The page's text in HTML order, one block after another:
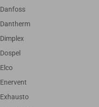
Danfoss
Dantherm
Dimplex
Dospel
Elco
Enervent
Exhausto